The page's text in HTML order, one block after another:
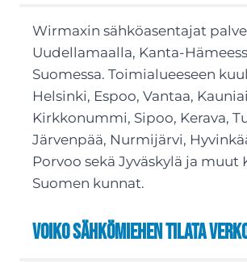
Wirmaxin sähköasentajat
Uudellamaalla, Kanta-
Suomessa. Toimialueeseen
Helsinki, Espoo, Vantaa,
Kirkkonummi, Sipoo, Kerava,
Järvenpää, Nurmijärvi,
Porvoo sekä Jyväskylä ja muut
Suomen kunnat.
Voiko sähkömiehen tilata